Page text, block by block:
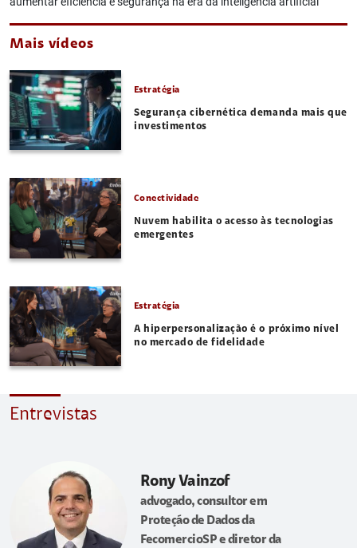
Mais vídeos
Estratégia
Segurança cibernética demanda mais que
investimentos
Conectividade
Nuvem habilita o acesso às tecnologias
emergentes
Estratégia
A hiperpersonalização é o próximo nível
no mercado de fidelidade
Entrevistas
Rony Vainzof
advogado, consultor em
Proteção de Dados da
FecomercioSP e diretor da